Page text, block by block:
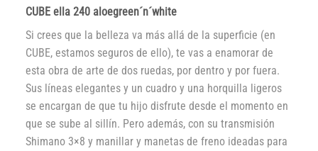
CUBE ella 240 aloegreen´n´white
Si crees que la belleza va más allá de la superficie (en
CUBE, estamos seguros de ello), te vas a enamorar de
esta obra de arte de dos ruedas, por dentro y por fuera.
Sus líneas elegantes y un cuadro y una horquilla ligeros
se encargan de que tu hijo disfrute desde el momento en
que se sube al sillín. Pero además, con su transmisión
Shimano 3×8 y manillar y manetas de freno ideadas para